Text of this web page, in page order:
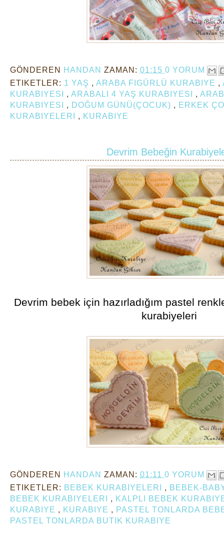
GÖNDEREN HANDAN ZAMAN: 01:15 0 YORUM
ETIKETLER: 1 YAŞ , ARABA FIGÜRLÜ KURABIYE ,
KURABIYESI , ARABALI 4 YAŞ KURABIYESI ,
KURABIYESI , DOĞUM GÜNÜ(ÇOCUK) , ERKEK
KURABIYELERI , KURABIYE
Devrim Bebeğin
Devrim bebek için hazırladığım pastel
kurabiyeleri
GÖNDEREN HANDAN ZAMAN: 01:11 0 YORUM
ETIKETLER: BEBEK KURABIYELERI , BEBEK-
BEBEK KURABIYELERI , KALPLI BEBEK
KURABIYE , KURABIYE , PASTEL TONLARDA
PASTEL TONLARDA BUTIK KURABIYE